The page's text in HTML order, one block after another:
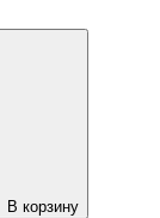
В корзину